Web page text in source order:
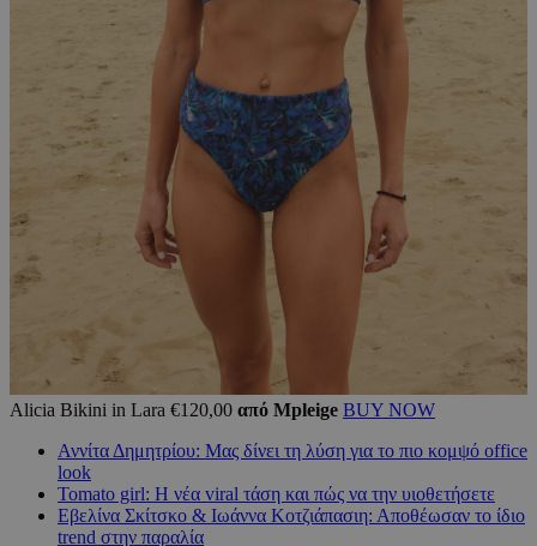
Alicia Bikini in Lara €120,00 από Mpleige BUY NOW
Αννίτα Δημητρίου: Μας δίνει τη λύση για το πιο κομψό office
look
Tomato girl: Η νέα viral τάση και πώς να την υιοθετήσετε
Εβελίνα Σκίτσκο & Ιωάννα Κοτζιάπασιη: Αποθέωσαν το ίδιο
trend στην παραλία